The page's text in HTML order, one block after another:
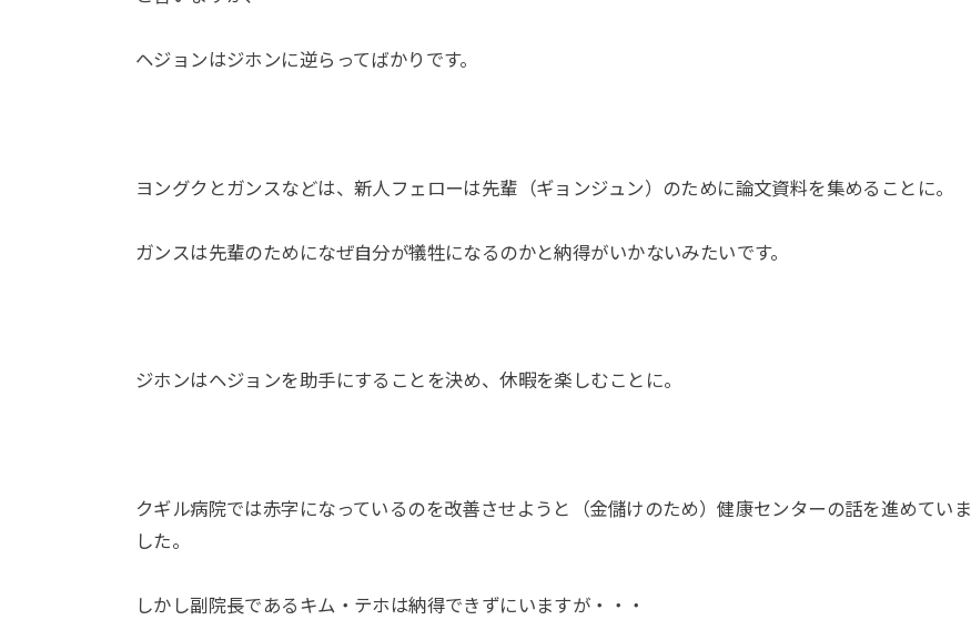
ヘジョンはジホンに逆らってばかりです。
ヨングクとガンスなどは、新人フェローは先輩（ギョンジュン）のために論文資料を集めることに。
ガンスは先輩のためになぜ自分が犠牲になるのかと納得がいかないみたいです。
ジホンはヘジョンを助手にすることを決め、休暇を楽しむことに。
クギル病院では赤字になっているのを改善させようと（金儲けのため）健康センターの話を進めていま
した。
しかし副院長であるキム・テホは納得できずにいますが・・・